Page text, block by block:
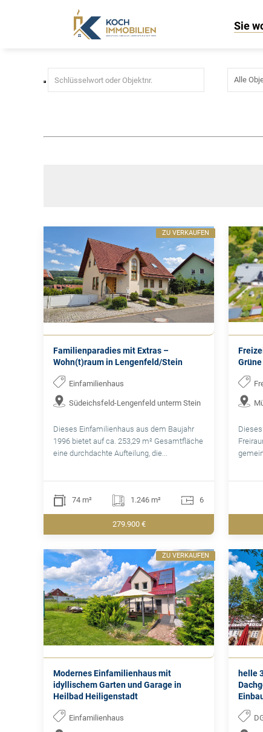
Sie
Familienparadies mit Extras –
Wohn(t)raum in Lengenfeld/Stein
Einfamilienhaus
Südeichsfeld-Lengenfeld unterm Stein
Dieses Einfamilienhaus aus dem Baujahr
1996 bietet auf ca. 253,29 m² Gesamtfläche
eine durchdachte Aufteilung, die...
74 m² 1.246 m² 6
279.900 €
ZU VERKAUFEN
Modernes Einfamilienhaus mit
idyllischem Garten und Garage in
Heilbad Heiligenstadt
Einfamilienhaus
ZU VERKAUFEN
helle